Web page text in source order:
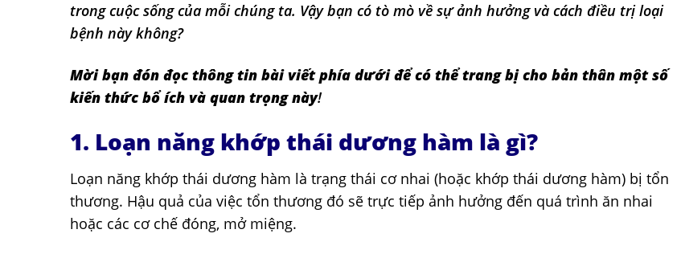
trong cuộc sống của mỗi chúng ta. Vậy bạn có tò mò về sự ảnh hưởng và cách điều trị loại
bệnh này không?
Mời bạn đón đọc thông tin bài viết phía dưới để có thể trang bị cho bản thân một số
kiến thức bổ ích và quan trọng này!
1. Loạn năng khớp thái dương hàm là gì?
Loạn năng khớp thái dương hàm là trạng thái cơ nhai (hoặc khớp thái dương hàm) bị tổn
thương. Hậu quả của việc tổn thương đó sẽ trực tiếp ảnh hưởng đến quá trình ăn nhai
hoặc các cơ chế đóng, mở miệng.